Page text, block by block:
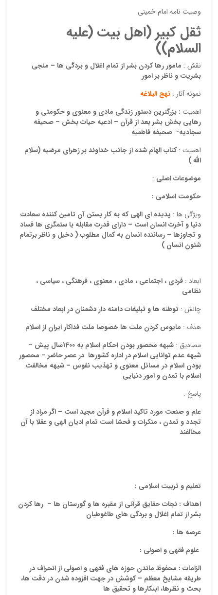
وصیت نامه امام خمینی
ثقل کبیر (اهل بیت (علیه
السلام))
نقش : مامور رها کردن بشر از تمام اغلال و بردگی ها – منجی
بشریت و ناظر بر امور
نمونه آثار : نهج البلاغه
اهمیت : بزرگترین دستور زندگی مادی و معنوی و حکومتی و
رهایی بخش بشر بعد از قرآن – ادعیه حیات بخش – صحیفه
سجادیه- صحیفه فاطمیه
اهمیت :کتاب الهام شده از جانب خداوند برزهرای مرضیه (سلام
الله )
موضوعات اصلی :
حکومت اسلامی :
ویژگی ها : پدیده ای الهی که به کار بستن آن تامین کننده سعادت
دنیا و آخرت انسان است – دارای قدرت مقابله با ستمگری ها فساد
و تجاوزها – رساننده انسان به کمال مطلوب ( دخیل و ناظر برتمام
شئون انسان )
ابعاد : فردی ، اجتماعی ، مادی ، معنوی ، فرهنگی ، سیاسی ،
نظامی
چالش : توطئه ها و تبلیغات دامنه دار دشمنان در ابعاد مختلف
هدف : مایوس کردن ملت ها خصوصا ملت فداکار ایران از اسلام
مصادیق :
شبهه محصور بودن احکام اسلام به 1400سال پیش –
شبهه عدم توانایی اسلام در اداره کشورها در عصر حاضر – محصور
بودن اسلام در مسائل معنوی و تهذیب نفوس – شبهه مخالفت
اسلام با تمدن و امور دنیایی
پاسخ :
علم و صنعت مورد تاکید اسلام و قرآن مجید است – اگر مراد از
تجدد و تمدن ، منکرات و فحشا است تمام ادیان الهی و عقلا با آن
مخالفند
تعلیم و تربیت اسلامی :
اهداف : نجات حقایق قرآنی از مقبره ها و گورستان ها – رها کردن
بشر از تمام اغلال و بردگی های طاغوطیان
عرصه ها :
علوم فقهی و اصولی :
الزامات : محفوظ ماندن حوزه های فقهی و اصولی از انحراف در
طریقه مشایخ معظم – کوشش در جهت افزوده شدن در دقت ها،
بحث و نظرها، ابتکارها و تحقیق ها